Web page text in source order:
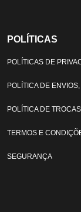
POLÍTICAS
POLÍTICAS DE
POLÍTICA DE
POLÍTICA DE
TERMOS E
SEGURANÇA